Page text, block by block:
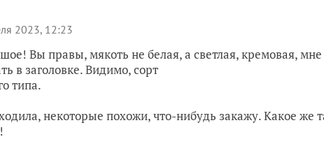
2023, 12:23
Вы правы, мякоть не белая, а светлая, кремовая,
в заголовке. Видимо, сорт
типа.
некоторые похожи, что-нибудь закажу. Какое же